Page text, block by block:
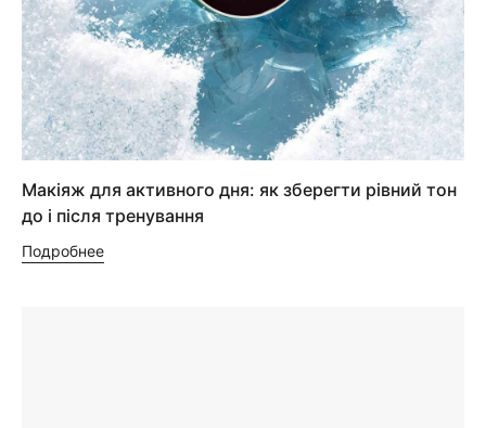
Макіяж для активного дня: як зберегти рівний тон
до і після тренування
Подробнее